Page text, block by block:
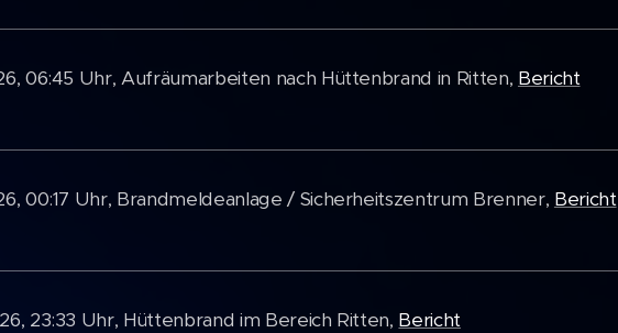
06:45 Uhr, Aufräumarbeiten nach Hüttenbrand in Ritten, Bericht
00:17 Uhr, Brandmeldeanlage / Sicherheitszentrum Brenner, Bericht
23:33 Uhr, Hüttenbrand im Bereich Ritten, Bericht